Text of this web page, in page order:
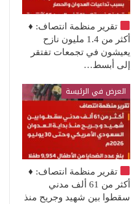
تقرير منظمة انتصاف: ♦️
أكثر من 1.4 مليون نازح
يعيشون في تجمعات تفتقر
إلى أبسط…
العرض في الرئيسة
تقرير منظمة انتصاف: ♦️
أكثر من 61 ألف مدني
سقطوا بين شهيد وجريح منذ